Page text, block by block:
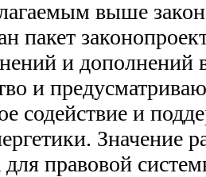
выше
пакет
и дополнений
и
содействие и
Значение
для правовой